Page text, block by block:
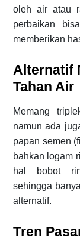
oleh air atau
perbaikan
memberikan
Alternatif
Tahan Air
Memang
namun ada
papan semen
bahkan logam
hal bobot
sehingga
alternatif.
Tren